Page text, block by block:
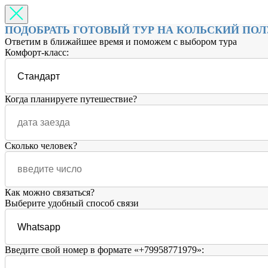
ПОДОБРАТЬ ГОТОВЫЙ ТУР НА КОЛЬСКИЙ
Ответим в ближайшее время и поможем с выбором тура
Комфорт-класс:
Когда планируете путешествие?
Сколько человек?
Как можно связаться?
Выберите удобный способ связи
Введите свой номер в формате «+79958771979»: